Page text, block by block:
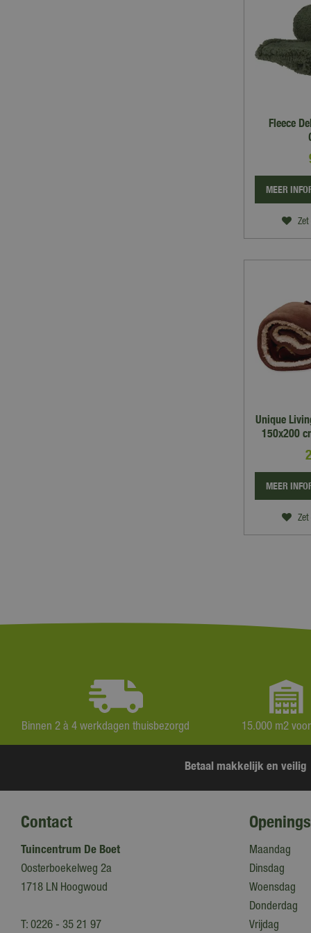
Fleece
Zet
MEER
Unique
150x200
Zet
MEER
Binnen 2 à 4 werkdagen thuisbezorgd 15.000 m2
Betaal makkelijk en veilig
Contact
Tuincentrum De Boet
Oosterboekelweg 2a
1718 LN Hoogwoud
T: 0226 - 35 21 97
Maandag
Dinsdag
Woensdag
Donderdag
Vrijdag